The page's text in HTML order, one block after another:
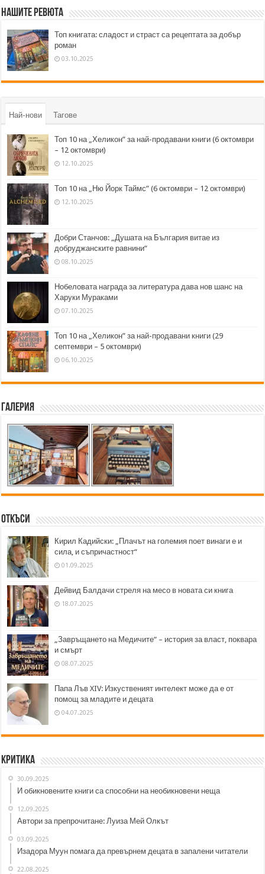
Нашите ревюта
Топ книгата: сладост и страст са рецептата за добър
роман
03.10.2025
Най-нови Тагове
Топ 10 на „Хеликон” за най-продавани книги (6 октомври
– 12 октомври)
12.10.2025
Топ 10 на „Ню Йорк Таймс” (6 октомври – 12 октомври)
12.10.2025
Добри Станчов: „Душата на България витае из
добруджанските равнини“
08.10.2025
Нобеловата награда за литература дава нов шанс на
Харуки Мураками
07.10.2025
Топ 10 на „Хеликон” за най-продавани книги (29
септември – 5 октомври)
06.10.2025
Галерия
Откъси
Кирил Кадийски: „Плачът на големия поет винаги е и
сила, и съпричастност“
01.09.2025
Дейвид Балдачи стреля на месо в новата си книга
18.07.2025
„Завръщането на Медичите“ – история за власт, поквара
и смърт
08.07.2025
Папа Лъв XIV: Изкуственият интелект може да е от
помощ за младите и децата
04.07.2025
Критика
30.09.2025
И обикновените книги са способни на необикновени неща
12.09.2025
Автори за препрочитане: Луиза Мей Олкът
03.09.2025
Изадора Муун помага да превърнем децата в запалени читатели
22.08.2025